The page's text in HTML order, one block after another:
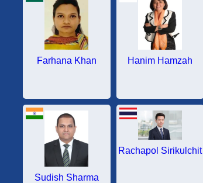
Farhana Khan Hanim Hamzah
Sudish Sharma
Rachapol Sirikulchit